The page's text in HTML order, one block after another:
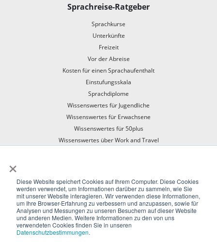
×
Diese Website speichert Cookies auf Ihrem Computer. Diese Cookies
werden verwendet, um Informationen darüber zu sammeln, wie Sie
mit unserer Website interagieren. Wir verwenden diese Informationen,
um Ihre Browser-Erfahrung zu verbessern und anzupassen, sowie für
Analysen und Messungen zu unseren Besuchern auf dieser Website
und anderen Medien. Weitere Informationen zu den von uns
verwendeten Cookies finden Sie in unseren
Datenschutzbestimmungen.
Sprachreise-Ratgeber
Sprachkurse
Unterkünfte
Freizeit
Vor der Abreise
Kosten für einen Sprachaufenthalt
Einstufungsskala
Sprachdiplome
Wissenswertes für Jugendliche
Wissenswertes für Erwachsene
Wissenswertes für 50plus
Wissenswertes über Work and Travel
Sprachtest Impressum